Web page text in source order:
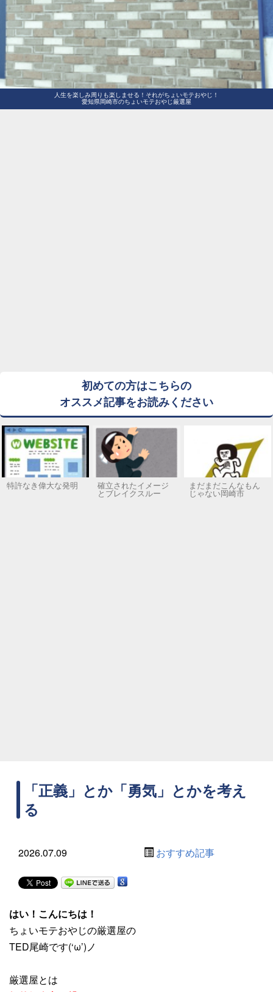
人生を楽しみ周りも楽しませる！それがちょいモテおやじ！
愛知県岡崎市のちょいモテおやじ厳選屋
初めての方はこちらの
オススメ記事をお読みください
特許なき偉大な発明 確立されたイメージ
とブレイクスルー
まだまだこんなもん
じゃない岡崎市
「正義」とか「勇気」とかを考え
る
2026.07.09 おすすめ記事
はい！こんにちは！
ちょいモテおやじの厳選屋の
TED尾崎です(‘ω’)ノ
厳選屋とは